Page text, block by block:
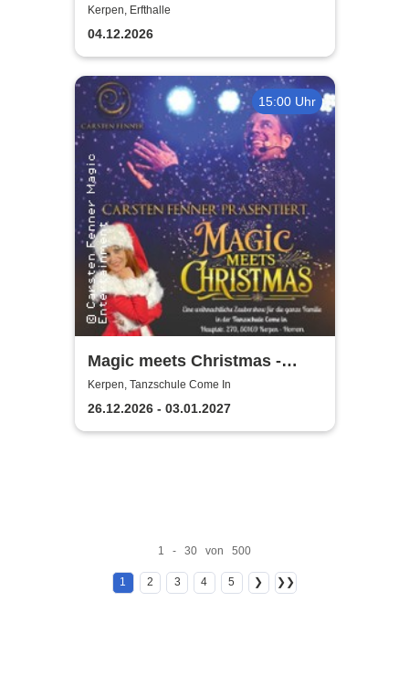
Weihnachtsmusical (nicht
nur) für Kinder
Kerpen, Erfthalle
04.12.2026
15:00 Uhr
Magic meets Christmas -
Tanzschule Come In
Kerpen, Tanzschule Come In
26.12.2026 - 03.01.2027
1 - 30 von 500
1 2 3 4 5 ❯ ❯❯